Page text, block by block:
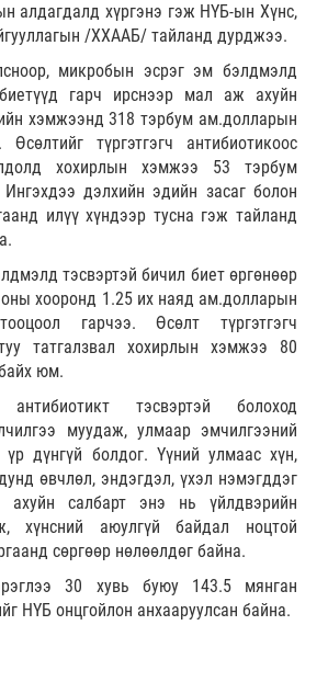
алдагдалд хүргэнэ гэж НҮБ-ын Хүнс,
/ХХААБ/ тайланд дурджээ.
микробын эсрэг эм бэлдмэлд
гарч ирснээр мал аж ахуйн
хэмжээнд 318 тэрбум ам.долларын
Өсөлтийг түргэтгэгч антибиотикоос
хохирлын хэмжээ 53 тэрбум
дэлхийн эдийн засаг болон
илүү хүндээр тусна гэж тайланд
тэсвэртэй бичил биет өргөнөөр
хооронд 1.25 их наяд ам.долларын
гарчээ. Өсөлт түргэтгэгч
татгалзвал хохирлын хэмжээ 80
юм.
тэсвэртэй болоход
муудаж, улмаар эмчилгээний
дүнгүй болдог. Үүний улмаас хүн,
өвчлөл, эндэгдэл, үхэл нэмэгддэг
салбарт энэ нь үйлдвэрийн
хүнсний аюулгүй байдал ноцтой
сөргөөр нөлөөлдөг байна.
30 хувь буюу 143.5 мянган
НҮБ онцгойлон анхааруулсан байна.